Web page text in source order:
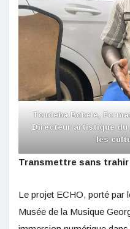
Toudeba Bobele,
Directeur artistique du
les
Transmettre sans trahir
Le projet ECHO, porté par
Musée de la Musique